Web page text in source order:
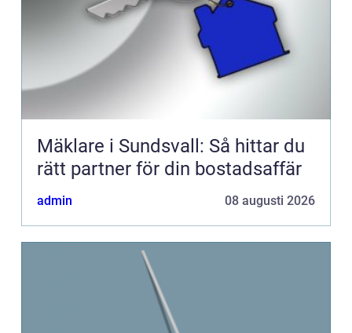
Mäklare i Sundsvall: Så hittar du
rätt partner för din bostadsaffär
admin 08 augusti 2026